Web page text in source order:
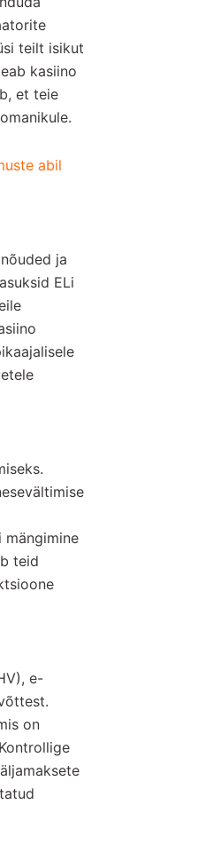
teilt isikut
kasiino
et teie
abil
ja
ELi
teid
e-
on